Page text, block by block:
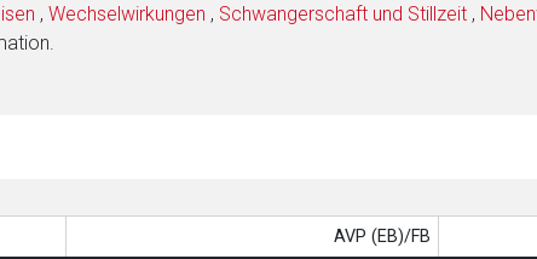
, Wechselwirkungen , Schwangerschaft und Stillzeit ,
AVP (EB)/FB